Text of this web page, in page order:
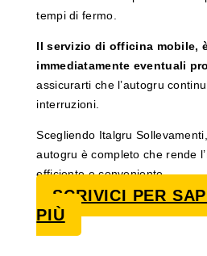
tempi di fermo.
Il servizio di officina mobile,
immediatamente eventuali
assicurarti che l’autogru
interruzioni.
Scegliendo Italgru
autogru è completo che rende
efficiente e conveniente.
SCRIVICI PER
PIÙ